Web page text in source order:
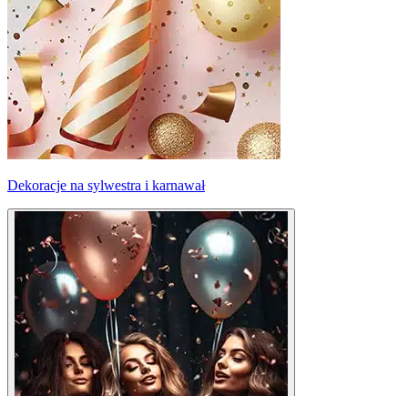
Dekoracje na sylwestra i karnawał